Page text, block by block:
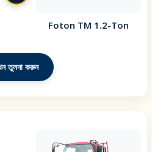
Foton TM 1.2-Ton
তুলনা করুন